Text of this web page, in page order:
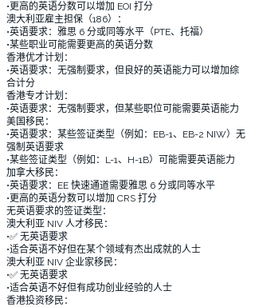
•更高的英语分数可以增加 EOI 打分
澳大利亚雇主担保（186）：
•英语要求：雅思 6 分或同等水平（PTE、托福）
•某些职业可能需要更高的英语分数
香港优才计划：
•英语要求：无强制要求，但良好的英语能力可以增加综
合计分
香港专才计划：
•英语要求：无强制要求，但某些职位可能需要英语能力
美国移民：
•英语要求：某些签证类型（例如：EB-1、EB-2 NIW）无
强制英语要求
•某些签证类型（例如：L-1、H-1B）可能需要英语能力
加拿大移民：
•英语要求：EE 快速通道需要雅思 6 分或同等水平
•更高的英语分数可以增加 CRS 打分
无英语要求的签证类型：
澳大利亚 NIV 人才移民：
•✅ 无英语要求
•适合英语不好但在某个领域有杰出成就的人士
澳大利亚 NIV 企业家移民：
•✅ 无英语要求
•适合英语不好但有成功创业经验的人士
香港投资移民：